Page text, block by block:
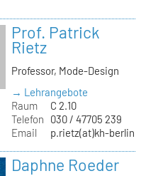
Prof. Patrick
Rietz
Professor, Mode-Design
→ Lehrangebote
Raum
C 2.10
Telefon
030 / 47705 239
Email
p.rietz(at)kh-
Daphne Roeder